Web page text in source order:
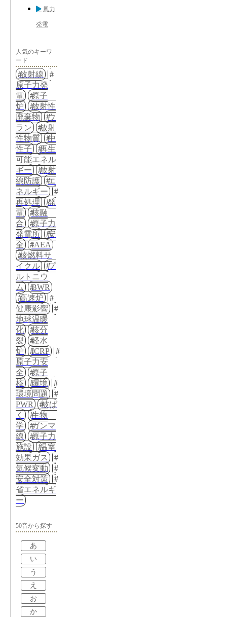
風力
発電
人気のキーワ
ード
放射線
原子力発
電
原子
炉
放射性
廃棄物
ウ
ラン
放射
性物質
中
性子
再生
可能エネル
ギー
放射
線防護
エ
ネルギー
再処理
発
電
核融
合
原子力
発電所
安
全
IAEA
核燃料サ
イクル
プ
ルトニウ
ム
BWR
高速炉
健康影響
地球温暖
化
核分
裂
軽水
炉
ICRP
原子力安
全
原子
核
環境
環境問題
PWR
被ば
く
生物
学
ガンマ
線
原子力
施設
温室
効果ガス
気候変動
安全対策
省エネルギ
ー
50音から探す
あ
い
う
え
お
か